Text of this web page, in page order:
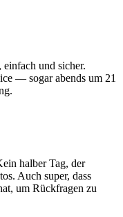
und sicher.
— sogar abends um 21
halber Tag, der
Auch super, dass
um Rückfragen zu